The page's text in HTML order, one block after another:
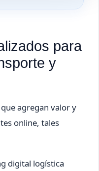
para
y
agregan valor y
online, tales
digital logística